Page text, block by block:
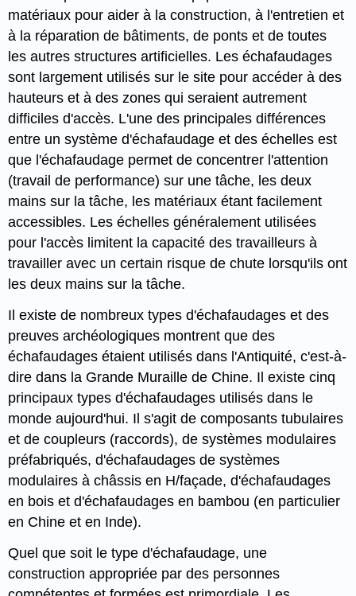
matériaux pour aider à la construction, à l'entretien et
à la réparation de bâtiments, de ponts et de toutes
les autres structures artificielles. Les échafaudages
sont largement utilisés sur le site pour accéder à des
hauteurs et à des zones qui seraient autrement
difficiles d'accès. L'une des principales différences
entre un système d'échafaudage et des échelles est
que l'échafaudage permet de concentrer l'attention
(travail de performance) sur une tâche, les deux
mains sur la tâche, les matériaux étant facilement
accessibles. Les échelles généralement utilisées
pour l'accès limitent la capacité des travailleurs à
travailler avec un certain risque de chute lorsqu'ils ont
les deux mains sur la tâche.
Il existe de nombreux types d'échafaudages et des
preuves archéologiques montrent que des
échafaudages étaient utilisés dans l'Antiquité, c'est-à-
dire dans la Grande Muraille de Chine. Il existe cinq
principaux types d'échafaudages utilisés dans le
monde aujourd'hui. Il s'agit de composants tubulaires
et de coupleurs (raccords), de systèmes modulaires
préfabriqués, d'échafaudages de systèmes
modulaires à châssis en H/façade, d'échafaudages
en bois et d'échafaudages en bambou (en particulier
en Chine et en Inde).
Quel que soit le type d'échafaudage, une
construction appropriée par des personnes